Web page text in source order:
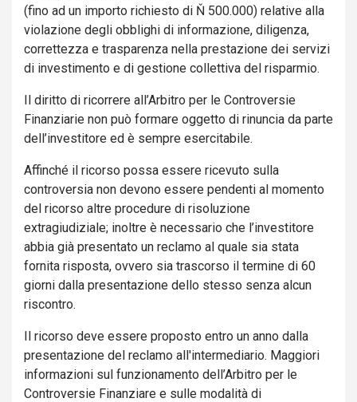
(fino ad un importo richiesto di Ň 500.000) relative alla
violazione degli obblighi di informazione, diligenza,
correttezza e trasparenza nella prestazione dei servizi
di investimento e di gestione collettiva del risparmio.
Il diritto di ricorrere all’Arbitro per le Controversie
Finanziarie non può formare oggetto di rinuncia da parte
dell’investitore ed è sempre esercitabile.
Affinché il ricorso possa essere ricevuto sulla
controversia non devono essere pendenti al momento
del ricorso altre procedure di risoluzione
extragiudiziale; inoltre è necessario che l’investitore
abbia già presentato un reclamo al quale sia stata
fornita risposta, ovvero sia trascorso il termine di 60
giorni dalla presentazione dello stesso senza alcun
riscontro.
Il ricorso deve essere proposto entro un anno dalla
presentazione del reclamo all'intermediario. Maggiori
informazioni sul funzionamento dell’Arbitro per le
Controversie Finanziare e sulle modalità di